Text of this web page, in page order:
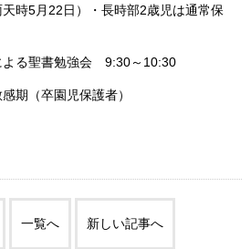
時5月22日）・長時部2歳児は通常保
よる聖書勉強会 9:30～10:30
期（卒園児保護者）
一覧へ 新しい記事へ